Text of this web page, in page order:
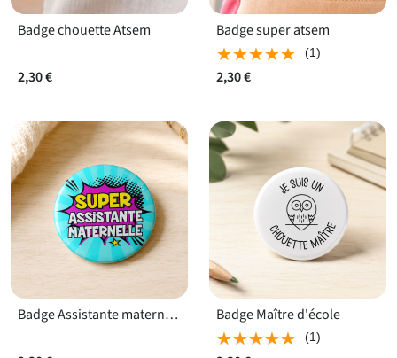
Badge chouette Atsem
2,30 €
Badge super atsem
★★★★★
★★★★★ (1)
2,30 €
Badge Assistante maternelle Badge Maître d'école
★★★★★
★★★★★ (1)